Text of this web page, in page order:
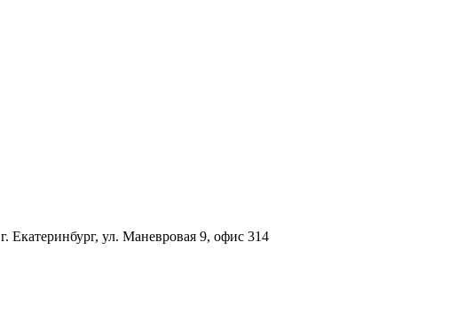
г. Екатеринбург, ул. Маневровая 9, офис 314